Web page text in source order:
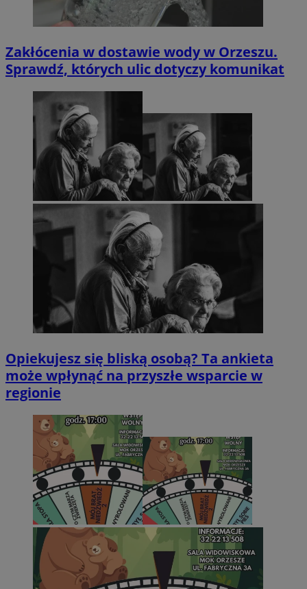
Zakłócenia w dostawie wody w Orzeszu.
Sprawdź, których ulic dotyczy komunikat
Opiekujesz się bliską osobą? Ta ankieta
może wpłynąć na przyszłe wsparcie w
regionie